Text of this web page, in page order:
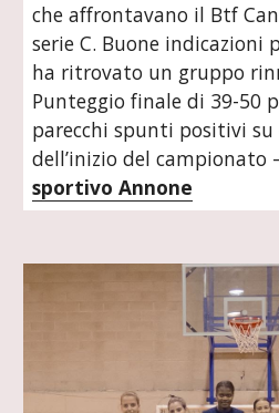
che affrontavano il Btf
serie C. Buone indicazioni
ha ritrovato un gruppo
Punteggio finale di 39-50
parecchi spunti positivi
dell’inizio del campionato
sportivo Annone